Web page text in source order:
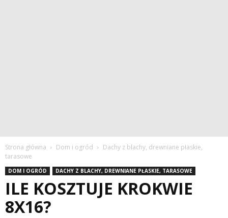
Strona główna Dom i ogród
Dachy z blachy, drewniane płaskie,
tarasowe
DOM I OGRÓD DACHY Z BLACHY, DREWNIANE PŁASKIE, TARASOWE
ILE KOSZTUJE KROKWIE
8X16?